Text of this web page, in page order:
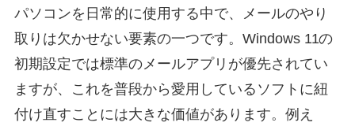
パソコンを日常的に使用する中で、メールのやり
取りは欠かせない要素の一つです。Windows 11の
初期設定では標準のメールアプリが優先されてい
ますが、これを普段から愛用しているソフトに紐
付け直すことには大きな価値があります。例え